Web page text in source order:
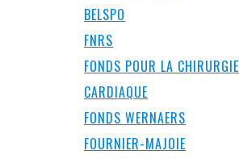
BELSPO
FNRS
FONDS POUR LA CHIRURGIE
CARDIAQUE
FONDS WERNAERS
FOURNIER-MAJOIE